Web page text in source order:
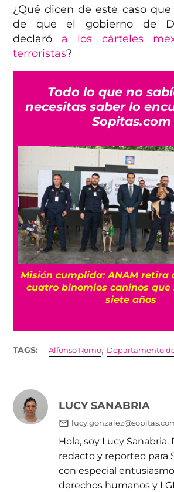
¿Qué dicen de este caso
de que el gobierno de
declaró a los cárteles
terroristas?
Todo lo que no
necesitas saber lo
Sopitas.com
¿Quién es Ángel Aguirre y
relacionan con el caso
TAGS: Alfonso Romo, Departamento
LUCY SANABRIA
Hola, soy Lucy Sanabria.
redacto y reporteo para
con especial
derechos humanos y